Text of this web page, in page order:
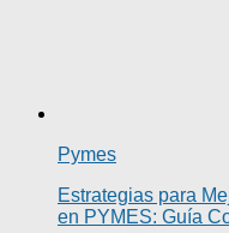
Pymes
Estrategias para
en PYMES: Guía